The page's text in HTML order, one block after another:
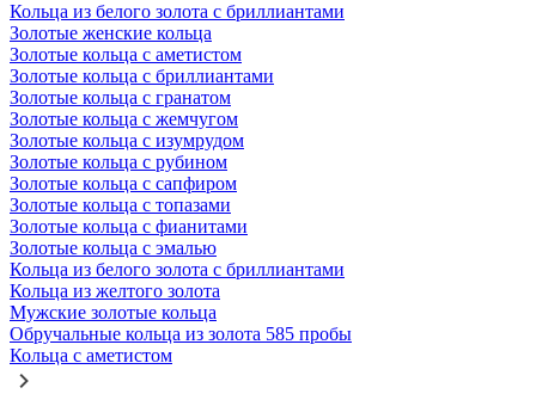
Кольца из белого золота с бриллиантами
Золотые женские кольца
Золотые кольца с аметистом
Золотые кольца с бриллиантами
Золотые кольца с гранатом
Золотые кольца с жемчугом
Золотые кольца с изумрудом
Золотые кольца с рубином
Золотые кольца с сапфиром
Золотые кольца с топазами
Золотые кольца с фианитами
Золотые кольца с эмалью
Кольца из белого золота с бриллиантами
Кольца из желтого золота
Мужские золотые кольца
Обручальные кольца из золота 585 пробы
Кольца с аметистом